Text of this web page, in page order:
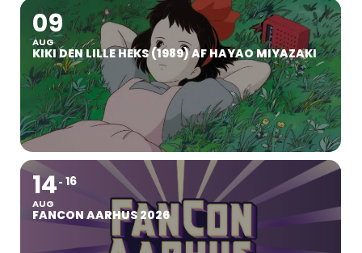
09
AUG
KIKI DEN LILLE HEKS (1989) AF HAYAO MIYAZAKI
14
AUG
16
FANCON AARHUS 2026